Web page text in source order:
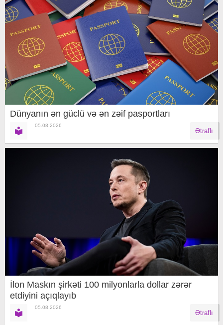
Dünyanın ən güclü və ən zəif pasportları
05.08.2026
Ətraflı
İlon Maskın şirkəti 100 milyonlarla dollar zərər
etdiyini açıqlayıb
05.08.2026
Ətraflı